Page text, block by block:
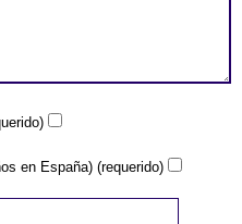
en España) (requerido)